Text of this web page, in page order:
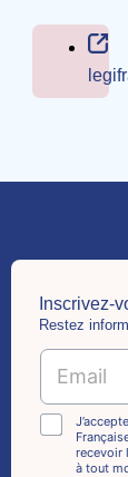
Inscrivez-
Restez
C
c
k
E
a
i
l
C
h
recevoir
à tout